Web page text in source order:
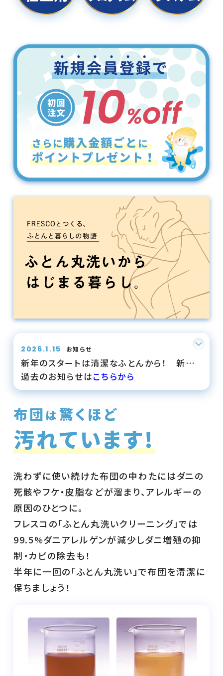
ご利用ガイド
よくある質問
お客様の声
法人様向けふとん丸洗い
お電話でのお問い合わせは
通話料無料のこちらから
0120-310-730
IP電話からは
06-4964-1248 （有料）
[受付時間] 9:30～16:30※土日祝・年末年始休み
法人様向けふとん丸洗い
個人情報の取り扱いについて
特定商取引法に関する表示
お問い合わせ
2026.1.15 お知らせ
新年のスタートは清潔なふとんから！ 新規
会員登録で初回注文が10％OFFでご利用い
ただけます！
過去のお知らせはこちらから
布団 は驚くほど
汚れています!
洗わずに使い続けた布団の中わたにはダニの
死骸やフケ・皮脂などが溜まり、アレルギーの
原因のひとつに。
フレスコの「ふとん丸洗いクリーニング」では
99.5%ダニアレルゲンが減少しダニ増殖の抑
制・カビの除去も！
半年に一回の「ふとん丸洗い」で布団を清潔に
保ちましょう！